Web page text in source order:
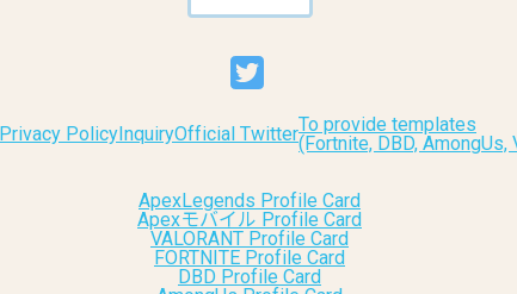
Privacy Policy InquiryOfficial TwitterTo provide templates
(Fortnite, DBD, AmongUs,
ApexLegends Profile Card
Apexモバイル Profile Card
VALORANT Profile Card
FORTNITE Profile Card
DBD Profile Card